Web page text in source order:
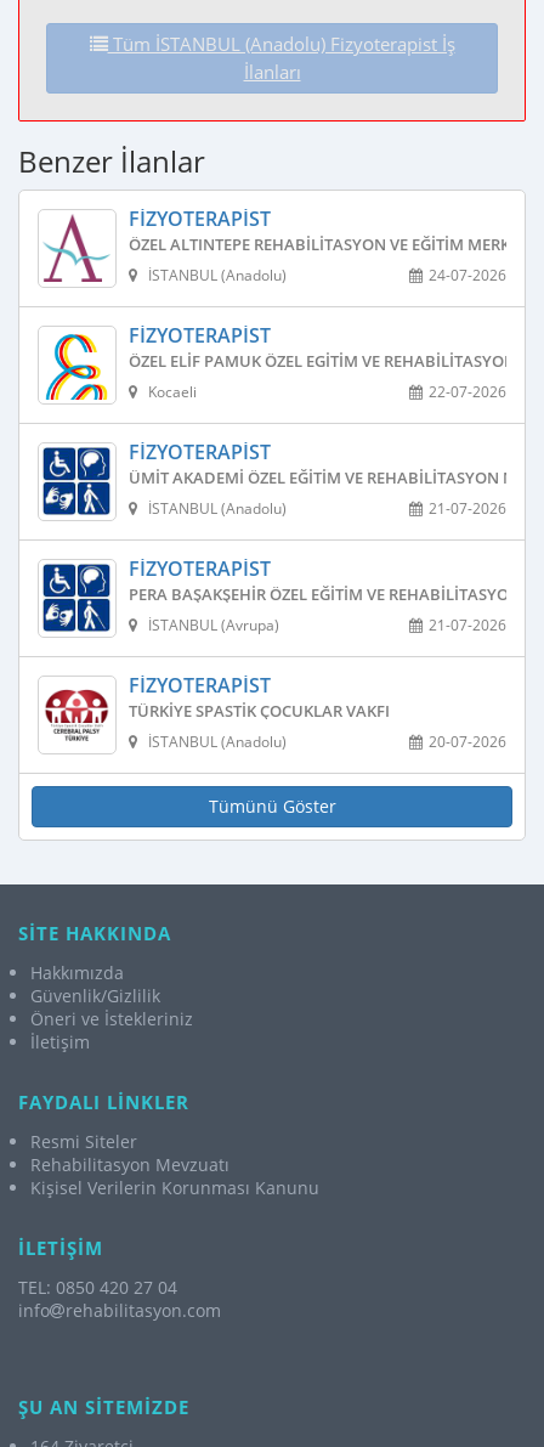
Tüm İSTANBUL (Anadolu) Fizyoterapist İş
İlanları
Benzer İlanlar
FIZYOTERAPIST
ÖZEL ALTINTEPE REHABILITASYON VE EĞITIM MERKEZI
24-07-2026
İSTANBUL (Anadolu)
FIZYOTERAPIST
ÖZEL ELIF PAMUK ÖZEL EGITIM VE REHABILITASYON
22-07-2026
Kocaeli
FIZYOTERAPIST
ÜMIT AKADEMI ÖZEL EĞITIM VE REHABILITASYON
21-07-2026
İSTANBUL (Anadolu)
FIZYOTERAPIST
PERA BAŞAKŞEHIR ÖZEL EĞITIM VE REHABILITASYON
21-07-2026
İSTANBUL (Avrupa)
FIZYOTERAPIST
TÜRKIYE SPASTIK ÇOCUKLAR VAKFI
20-07-2026
İSTANBUL (Anadolu)
Tümünü Göster
SİTE HAKKINDA
Hakkımızda
Güvenlik/Gizlilik
Öneri ve İstekleriniz
İletişim
FAYDALI LİNKLER
Resmi Siteler
Rehabilitasyon Mevzuatı
Kişisel Verilerin Korunması Kanunu
İLETİŞİM
TEL: 0850 420 27 04
info
rehabilitasyon.com
ŞU AN SİTEMİZDE